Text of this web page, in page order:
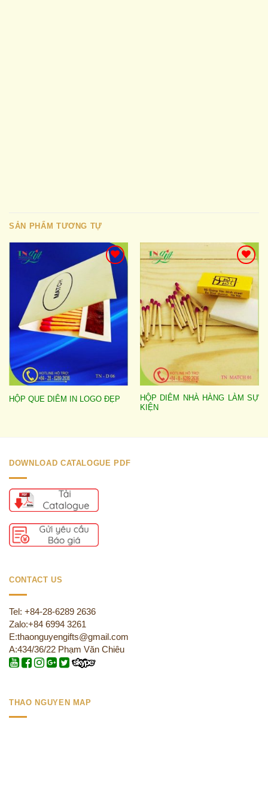
SẢN PHẨM TƯƠNG TỰ
Add to
wishlist
HỘP QUE DIÊM IN LOGO ĐẸP
Add to
wishlist
HỘP DIÊM NHÀ HÀNG LÀM SỰ
KIỆN
DOWNLOAD CATALOGUE PDF
CONTACT US
Tel: +84-28-6289 2636
Zalo:+84 6994 3261
E:thaonguyengifts@gmail.com
A:434/36/22 Phạm Văn Chiêu
THAO NGUYEN MAP